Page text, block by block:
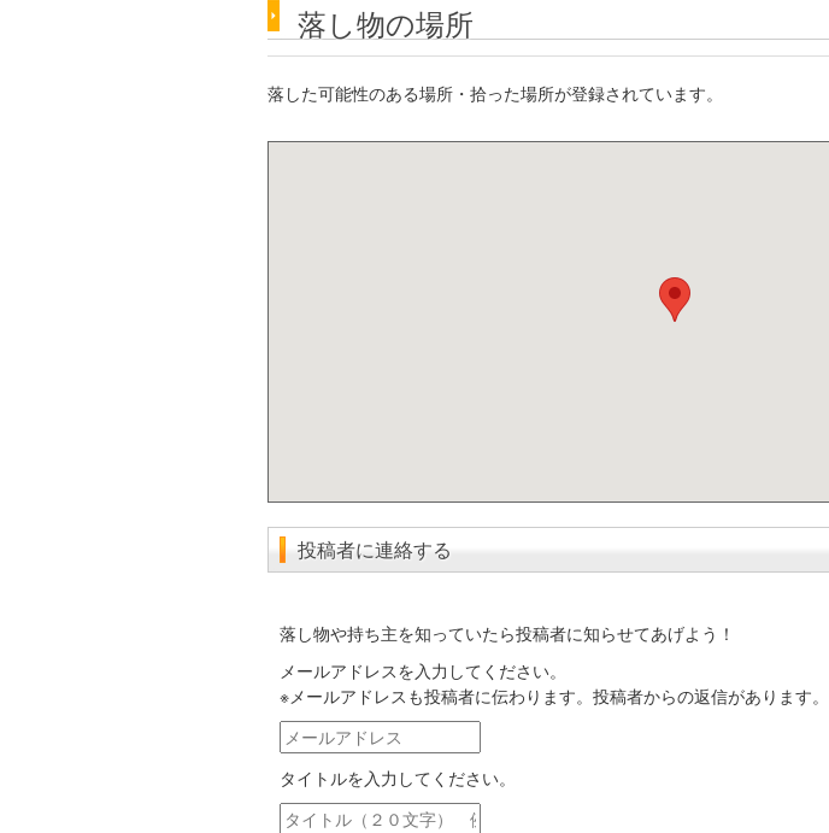
落し物の場所
落した可能性のある場所・拾った場所が登録されています。
投稿者に連絡する
落し物や持ち主を知っていたら投稿者に知らせてあげよう！
メールアドレスを入力してください。
※メールアドレスも投稿者に伝わります。投稿者からの返信があります。
メ
ー
ル
ア
タイトルを入力してください。
タ